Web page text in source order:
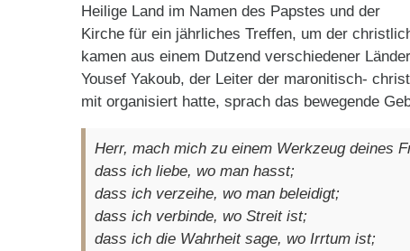
Heilige Land im Namen des Papstes und der
Kirche für ein jährliches Treffen, um der
kamen aus einem Dutzend verschiedener
Yousef Yakoub, der Leiter der maronitisch-
mit organisiert hatte, sprach das bewegende
Herr, mach mich zu einem Werkzeug deines
dass ich liebe, wo man hasst;
dass ich verzeihe, wo man beleidigt;
dass ich verbinde, wo Streit ist;
dass ich die Wahrheit sage, wo Irrtum ist;